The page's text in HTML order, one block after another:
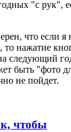
"с рук",
что если
то нажатие
следующий
быть "фото
не пойдет.
чтобы